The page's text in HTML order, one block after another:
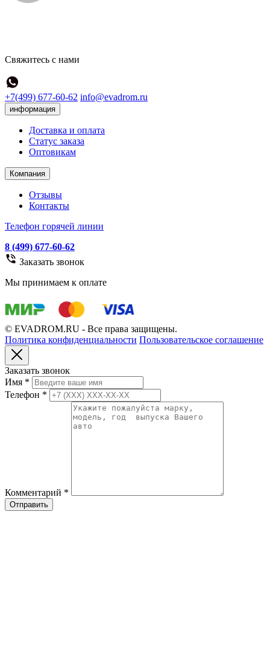
Свяжитесь с нами
+7(499) 677-60-62 info@evadrom.ru
информация
Доставка и оплата
Статус заказа
Оптовикам
Компания
Отзывы
Контакты
Телефон горячей линии
8 (499) 677-60-62
Заказать звонок
Мы принимаем к оплате
© EVADROM.RU - Все права защищены.
Политика конфиденциальности Пользовательское соглашение
Заказать звонок
Имя *
Телефон *
Комментарий *
Отправить